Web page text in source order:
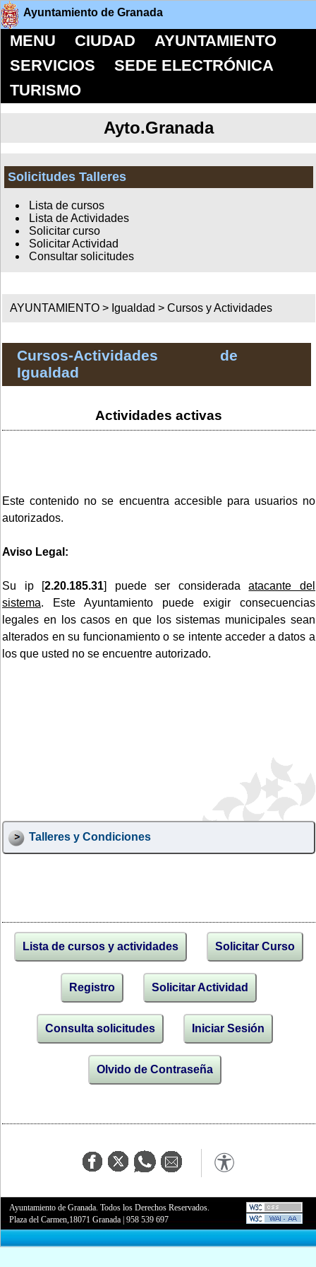
Ayuntamiento de Granada
MENU CIUDAD
AYUNTAMIENTO
SERVICIOS
SEDE ELECTRÓNICA
TURISMO
Ayto.Granada
Solicitudes Talleres
Lista de cursos
Lista de Actividades
Solicitar curso
Solicitar Actividad
Consultar solicitudes
AYUNTAMIENTO > Igualdad >Cursos y Actividades
Cursos-Actividades de
Igualdad
Actividades activas
Este contenido no se encuentra accesible para usuarios no
autorizados.
Aviso Legal:
Su ip [2.20.185.31] puede ser consideradaatacante del
sistema. Este Ayuntamiento puede exigir consecuencias
legales en los casos en que los sistemas municipales sean
alterados en su funcionamiento o se intente acceder a datos a
los que usted no se encuentre autorizado.
Talleres y Condiciones
Lista de cursos y actividades Solicitar Curso
Registro Solicitar Actividad
Consulta solicitudes Iniciar Sesión
Olvido de Contraseña
Ayuntamiento de Granada. Todos los Derechos Reservados.
Plaza del Carmen,18071 Granada |958 539 697